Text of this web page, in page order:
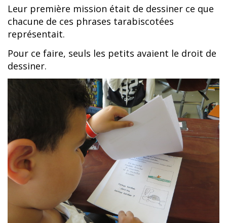
Leur première mission était de dessiner ce que
chacune de ces phrases tarabiscotées
représentait.
Pour ce faire, seuls les petits avaient le droit de
dessiner.